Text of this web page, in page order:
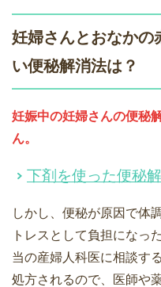
妊婦さんとおなかの
い便秘解消法は？
妊娠中の妊婦さんの便秘
ん。
下剤を使った便秘
しかし、便秘が原因で体
トレスとして負担になっ
当の産婦人科医に相談す
処方されるので、医師や